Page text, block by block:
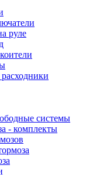
руле
системы
- комплекты